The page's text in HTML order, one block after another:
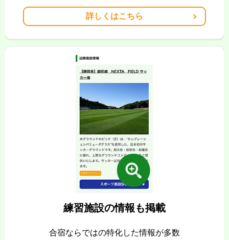
詳しくはこちら
練習施設の情報も掲載
合宿ならではの特化した情報が多数